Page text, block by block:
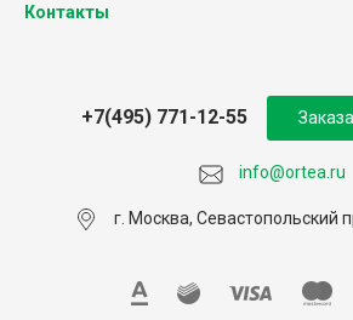
Контакты
info@ortea.ru
+7(495) 771-12-55
г. Москва, Севастопольский